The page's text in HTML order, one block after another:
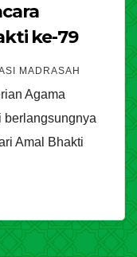
ke-79
Jakarta
MADRASAH
Agama
berlangsungnya
Amal Bhakti